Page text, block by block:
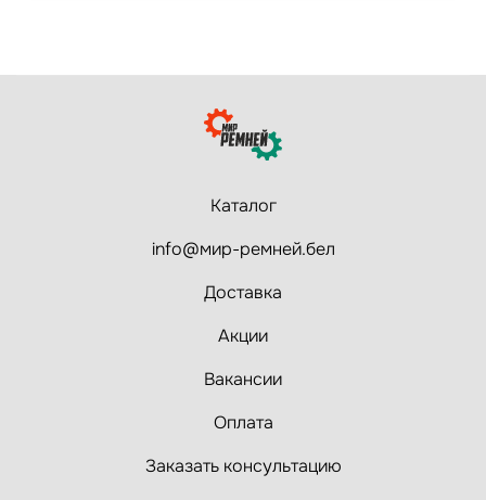
Каталог
info@мир-ремней.бел
Доставка
Акции
Вакансии
Оплата
Заказать консультацию